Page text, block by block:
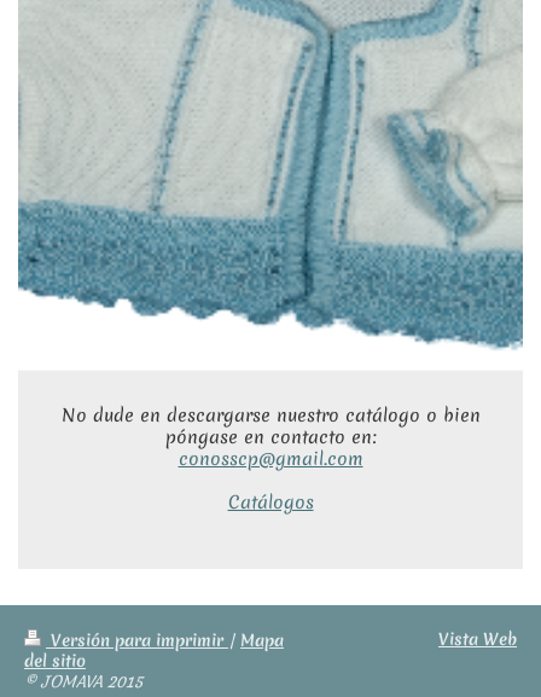
No dude en descargarse nuestro catálogo o bien
póngase en contacto en:
conosscp@gmail.com
Catálogos
Versión para imprimir | Mapa
del sitio
© JOMAVA 2015
Vista Web